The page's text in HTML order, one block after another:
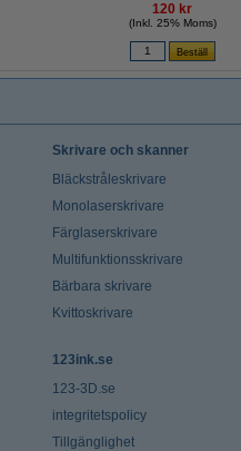
120 kr
(Inkl. 25% Moms)
Skrivare och skanner
Bläckstråleskrivare
Monolaserskrivare
Färglaserskrivare
Multifunktionsskrivare
Bärbara skrivare
Kvittoskrivare
123ink.se
123-3D.se
integritetspolicy
Tillgänglighet